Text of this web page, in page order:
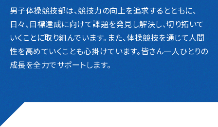
男子体操競技部は、競技力の向上を追求するとともに、
日々、目標達成に向けて課題を発見し解決し、切り拓いて
いくことに取り組んでいます。また、体操競技を通じて人間
性を高めていくことも心掛けています。皆さん一人ひとりの
成長を全力でサポートします。